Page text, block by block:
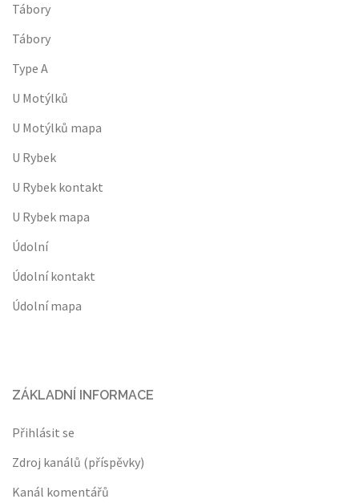
Tábory
Tábory
Type A
U Motýlků
U Motýlků mapa
U Rybek
U Rybek kontakt
U Rybek mapa
Údolní
Údolní kontakt
Údolní mapa
ZÁKLADNÍ INFORMACE
Přihlásit se
Zdroj kanálů (příspěvky)
Kanál komentářů